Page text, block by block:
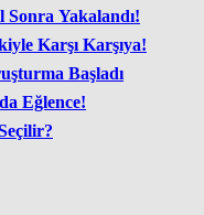
Sonra Yakalandı!
Karşı Karşıya!
Başladı
Eğlence!